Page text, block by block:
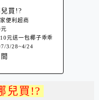
買!?
便利超商
元送一包椰子乖乖
3/28~4/24
兒買!?